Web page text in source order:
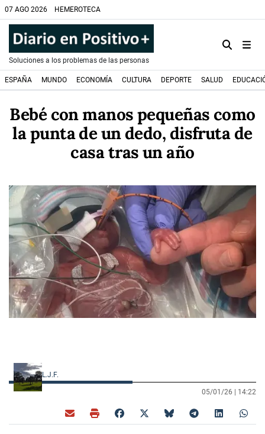
07 AGO 2026 HEMEROTECA
Soluciones a los problemas de las personas
ESPAÑA MUNDO ECONOMÍA CULTURA DEPORTE SALUD
Bebé con manos pequeñas como
la punta de un dedo, disfruta de
casa tras un año
L.J.F.
05/01/26 | 14:22